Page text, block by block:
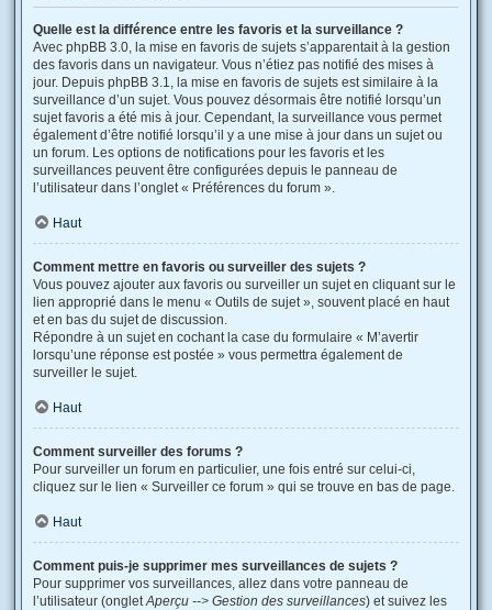
Quelle est la différence entre les favoris et la surveillance ?
Avec phpBB 3.0, la mise en favoris de sujets s’apparentait à la gestion
des favoris dans un navigateur. Vous n’étiez pas notifié des mises à
jour. Depuis phpBB 3.1, la mise en favoris de sujets est similaire à la
surveillance d’un sujet. Vous pouvez désormais être notifié lorsqu’un
sujet favoris a été mis à jour. Cependant, la surveillance vous permet
également d’être notifié lorsqu’il y a une mise à jour dans un sujet ou
un forum. Les options de notifications pour les favoris et les
surveillances peuvent être configurées depuis le panneau de
l’utilisateur dans l’onglet « Préférences du forum ».
Haut
Comment mettre en favoris ou surveiller des sujets ?
Vous pouvez ajouter aux favoris ou surveiller un sujet en cliquant sur le
lien approprié dans le menu « Outils de sujet », souvent placé en haut
et en bas du sujet de discussion.
Répondre à un sujet en cochant la case du formulaire « M’avertir
lorsqu’une réponse est postée » vous permettra également de
surveiller le sujet.
Haut
Comment surveiller des forums ?
Pour surveiller un forum en particulier, une fois entré sur celui-ci,
cliquez sur le lien « Surveiller ce forum » qui se trouve en bas de page.
Haut
Comment puis-je supprimer mes surveillances de sujets ?
Pour supprimer vos surveillances, allez dans votre panneau de
l’utilisateur (ongletAperçu --> Gestion des surveillances) et suivez les